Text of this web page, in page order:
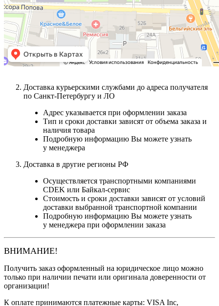
Доставка курьерскими службами до адреса получателя
по Санкт-Петербургу и ЛО
Адрес указывается при оформлении заказа
Тип и сроки доставки зависят от объема заказа и
наличия товара
Подробную информацию Вы можете узнать
у менеджера
Доставка в другие регионы РФ
Осуществляется транспортными компаниями
CDEK или Байкал-сервис
Стоимость и сроки доставки зависят от условий
доставки выбранной транспортной компании
Подробную информацию Вы можете узнать
у менеджера при оформлении заказа
ВНИМАНИЕ!
Получить заказ оформленный на юридическое лицо можно
только при наличии печати или оригинала доверенности от
организации!
К оплате принимаются платежные карты: VISA Inc,